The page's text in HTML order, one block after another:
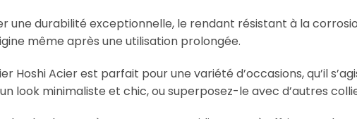
une durabilité exceptionnelle, le rendant résistant à la
même après une utilisation prolongée.
Hoshi Acier est parfait pour une variété d’occasions, qu’il
look minimaliste et chic, ou superposez-le avec d’autres